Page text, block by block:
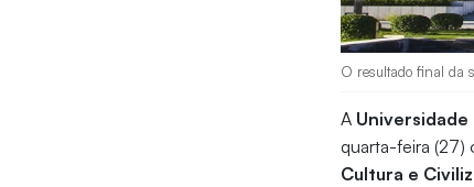
O resultado final da
A Universidade
quarta-feira (27)
Cultura e